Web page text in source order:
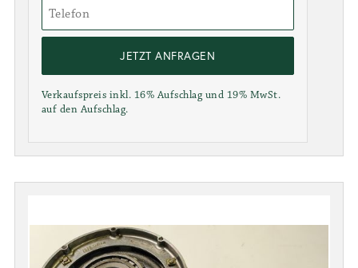
JETZT ANFRAGEN
Verkaufspreis inkl. 16% Aufschlag und 19% MwSt.
auf den Aufschlag.